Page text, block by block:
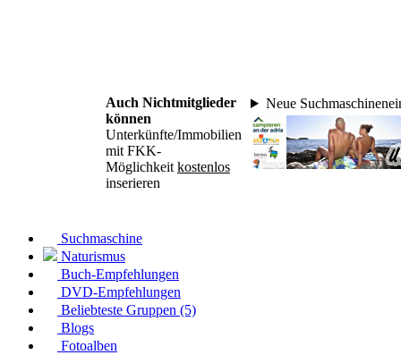
Auch Nichtmitglieder
können
Unterkünfte/Immobilien
mit FKK-
Möglichkeit kostenlos
inserieren
Neue
Suchmaschine
Naturismus
Buch-Empfehlungen
DVD-Empfehlungen
Beliebteste Gruppen (5)
Blogs
Fotoalben